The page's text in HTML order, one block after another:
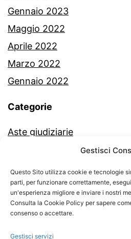
Gestisci
Questo Sito utilizza cookie e tecnologie
parti, per funzionare correttamente,
un'esperienza migliore e inviare i nostri
Consulta la Cookie Policy per sapere
consenso o accettare.
Gestisci servizi
Gennaio 2023
Maggio 2022
Aprile 2022
Marzo 2022
Gennaio 2022
Categorie
Aste giudiziarie
Fisco e Tasse
New e Aggiornamenti Fiscali
Partita Iva